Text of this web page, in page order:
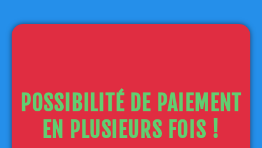
POSSIBILITÉ DE PAIEMENT
EN PLUSIEURS FOIS !